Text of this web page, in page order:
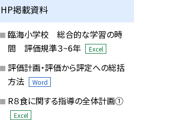
HP掲載資料
臨海小学校 総合的な学習の時
間 評価規準３~6年
Excel
評価計画・評価から評定への総括
方法
Word
R８食に関する指導の全体計画①
Excel